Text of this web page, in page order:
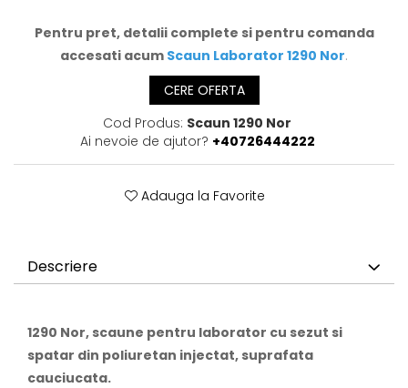
Pentru pret, detalii complete si pentru comanda
accesati acum Scaun Laborator 1290 Nor.
CERE OFERTA
Cod Produs: Scaun 1290 Nor
Ai nevoie de ajutor? +40726444222
Adauga la Favorite
Descriere
1290 Nor, scaune pentru laborator cu sezut si
spatar din poliuretan injectat, suprafata
cauciucata.